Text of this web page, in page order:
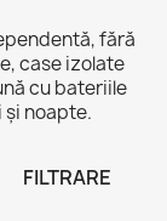
fără
case izolate
cu bateriile
noapte.
FILTRARE